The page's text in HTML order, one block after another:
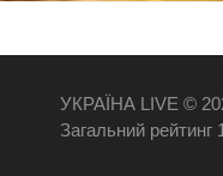
УКРАЇНА LIVE ©
Загальний рейтинг